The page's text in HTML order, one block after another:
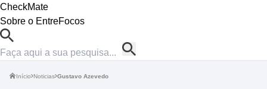
CheckMate
Sobre o EntreFocos
Início Noticias Gustavo Azevedo